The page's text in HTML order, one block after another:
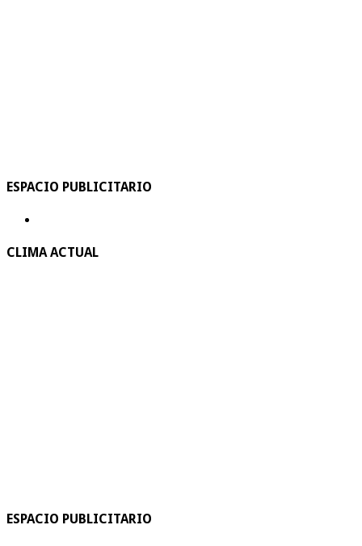
ESPACIO PUBLICITARIO
CLIMA ACTUAL
ESPACIO PUBLICITARIO